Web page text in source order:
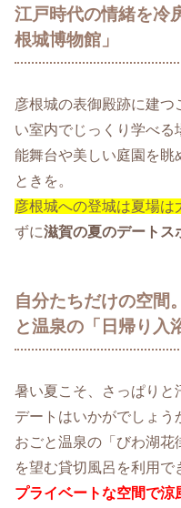
江戸時代の情緒を冷
根城博物館」
彦根城の表御殿跡に建
い室内でじっくり学べる
能舞台や美しい庭園を眺
ときを。
彦根城への登城は夏場は
ずに滋賀の夏のデートス
自分たちだけの空間
と温泉の「日帰り入
暑い夏こそ、さっぱりと
デートはいかがでしょう
おごと温泉の「びわ湖花
を望む貸切風呂を利用で
プライベートな空間で